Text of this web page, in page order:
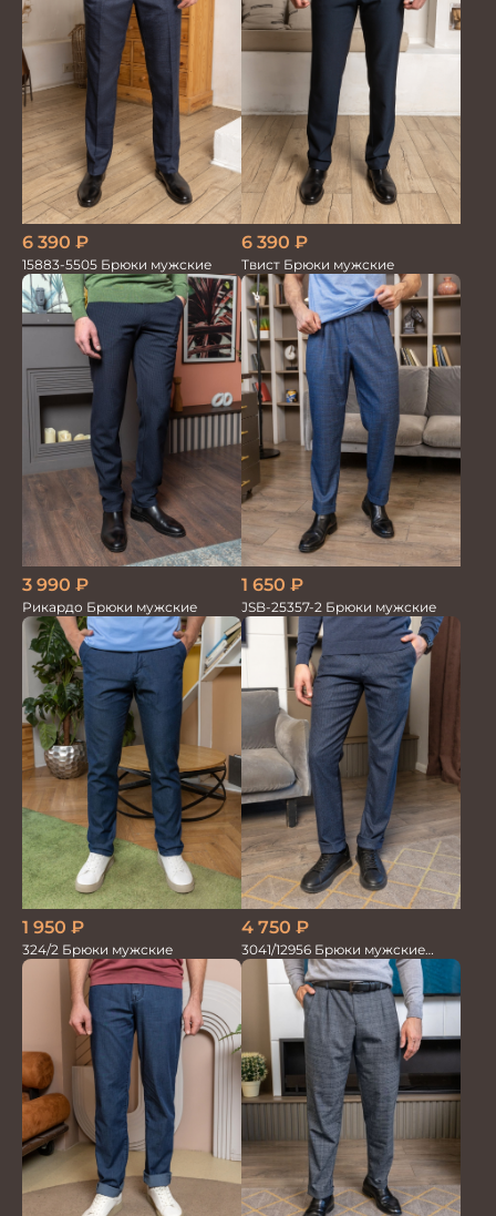
6 390 ₽
15883-5505 Брюки мужские
6 390 ₽
Твист Брюки мужские
3 990 ₽
Рикардо Брюки мужские
1 650 ₽
JSB-25357-2 Брюки мужские
1 950 ₽
324/2 Брюки мужские
4 750 ₽
3041/12956 Брюки мужские
океан